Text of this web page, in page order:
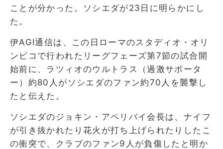
ことが分かった。ソシエダが23日に明らかにし
た。
伊AGI通信は、この日ローマのスタディオ・オリ
ンピコで行われたリーグフェーズ第7節の試合開
始前に、ラツィオのウルトラス（過激サポータ
ー）約80人がソシエダのファン約70人を襲撃し
たと伝えた。
ソシエダのジョキン・アペリバイ会長は、ナイフ
が引き抜かれたり花火が打ち上げられたりしたこ
の衝突で、クラブのファン9人が負傷したと明か